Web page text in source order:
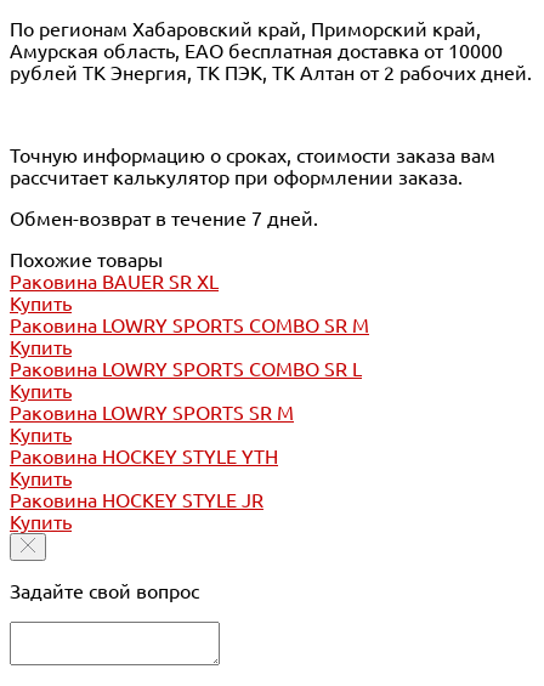
По регионам Хабаровский край, Приморский край,
Амурская область, ЕАО бесплатная доставка от 10000
рублей ТК Энергия, ТК ПЭК, ТК Алтан от 2 рабочих дней.
Точную информацию о сроках, стоимости заказа вам
рассчитает калькулятор при оформлении заказа.
Обмен-возврат в течение 7 дней.
Похожие товары
Раковина BAUER SR XL
Купить
Раковина LOWRY SPORTS COMBO SR M
Купить
Раковина LOWRY SPORTS COMBO SR L
Купить
Раковина LOWRY SPORTS SR M
Купить
Раковина HOCKEY STYLE YTH
Купить
Раковина HOCKEY STYLE JR
Купить
Задайте свой вопрос